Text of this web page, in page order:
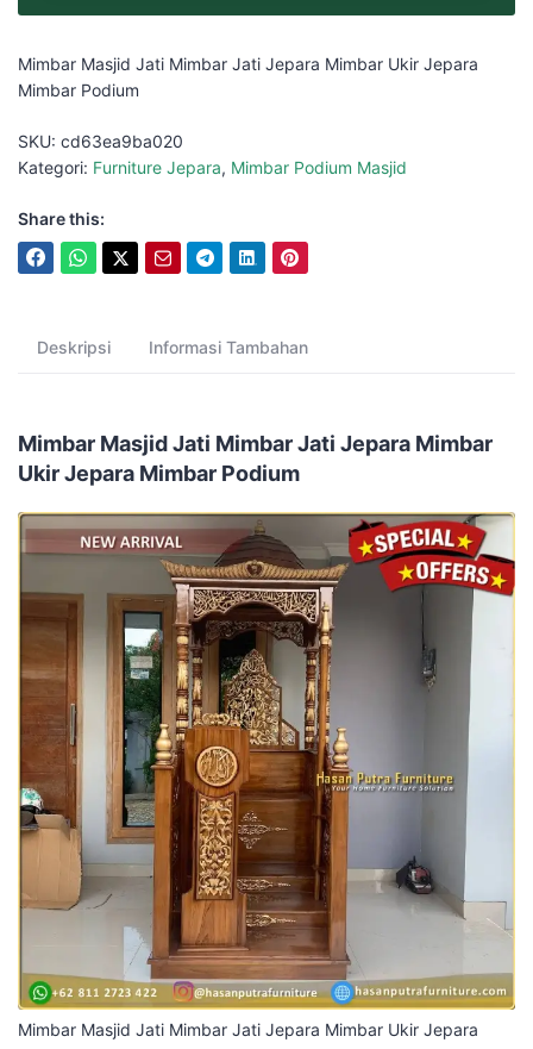
Mimbar Masjid Jati Mimbar Jati Jepara Mimbar Ukir Jepara
Mimbar Podium
SKU: cd63ea9ba020
Kategori: Furniture Jepara, Mimbar Podium Masjid
Share this:
Deskripsi Informasi Tambahan
Mimbar Masjid Jati Mimbar Jati Jepara Mimbar
Ukir Jepara Mimbar Podium
Mimbar Masjid Jati Mimbar Jati Jepara Mimbar Ukir Jepara